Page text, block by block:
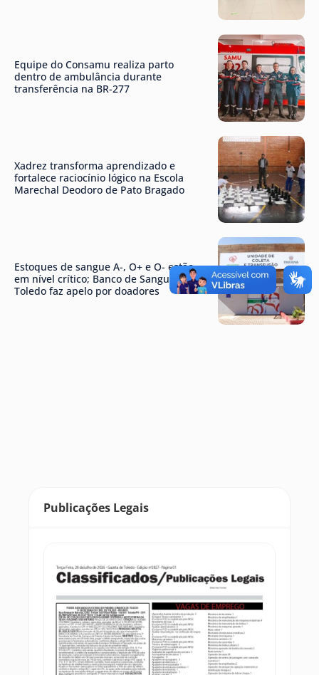
Equipe do Consamu realiza parto
dentro de ambulância durante
transferência na BR-277
Xadrez transforma aprendizado e
fortalece raciocínio lógico na Escola
Marechal Deodoro de Pato Bragado
Estoques de sangue A-, O+ e O- estão
em nível crítico; Banco de Sangue de
Toledo faz apelo por doadores
Publicações Legais